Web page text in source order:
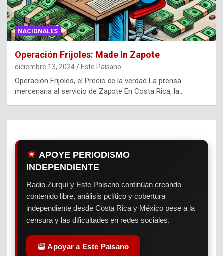
NACIONALES
Operación Frijoles: Made In Zapote
diciembre 13, 2024 Este Paisano
Operación Frijoles, el Precio de la verdad La prensa
mercenaria al servicio de Zapote En Costa Rica, la…
APOYE PERIODISMO
INDEPENDIENTE
Radio Zurquí y Este Paisano continúan creando
contenido libre, análisis político y cobertura
independiente desde Costa Rica y México pese a la
censura y las dificultades en redes sociales.
Apoyar a Este Paisano